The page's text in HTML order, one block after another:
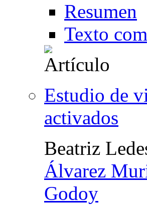
Resumen
Texto
Estudio de
activados
Beatriz
Álvarez
Godoy